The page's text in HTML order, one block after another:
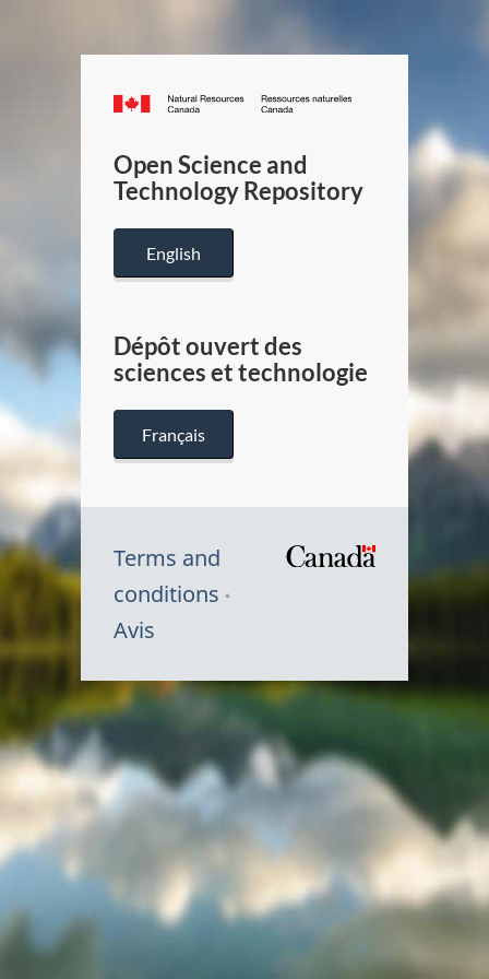
Canada.ca
/
Canada
Open Science and
Technology Repository
English
Dépôt ouvert des
sciences et technologie
Français
Terms and
conditions
Avis
Symbole
du